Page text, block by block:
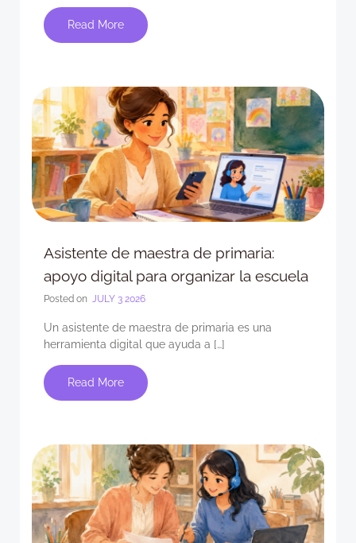
Read More
Asistente de maestra de primaria:
apoyo digital para organizar la escuela
Posted on JULY 3 2026
Un asistente de maestra de primaria es una
herramienta digital que ayuda a […]
Read More